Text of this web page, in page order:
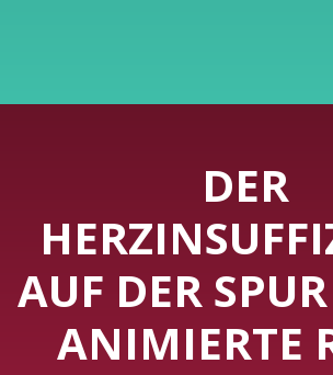
DER
AUF DER
ANIMIERTE